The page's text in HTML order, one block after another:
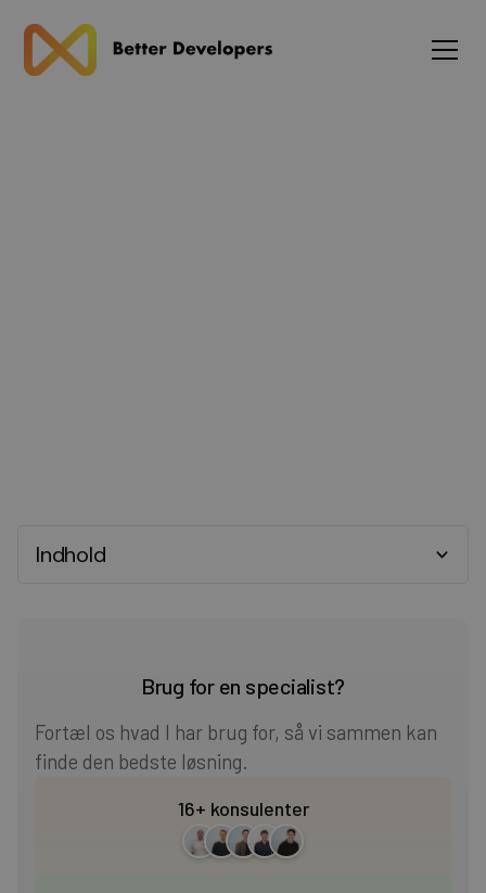
Indhold
Heading 4
Heading 5
Brug for en specialist?
Fortæl os hvad I har brug for, så vi sammen kan
finde den bedste løsning.
16+ konsulenter